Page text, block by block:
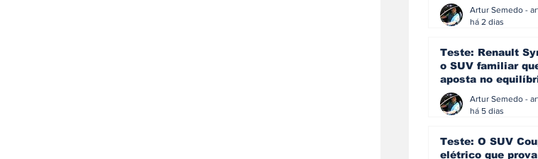
eficiência e
simplicidade
há 2 dias
Teste: Renault
o SUV familiar
aposta no
ainda acredita na
manualhá 5 dias
Teste: O SUV
elétrico que